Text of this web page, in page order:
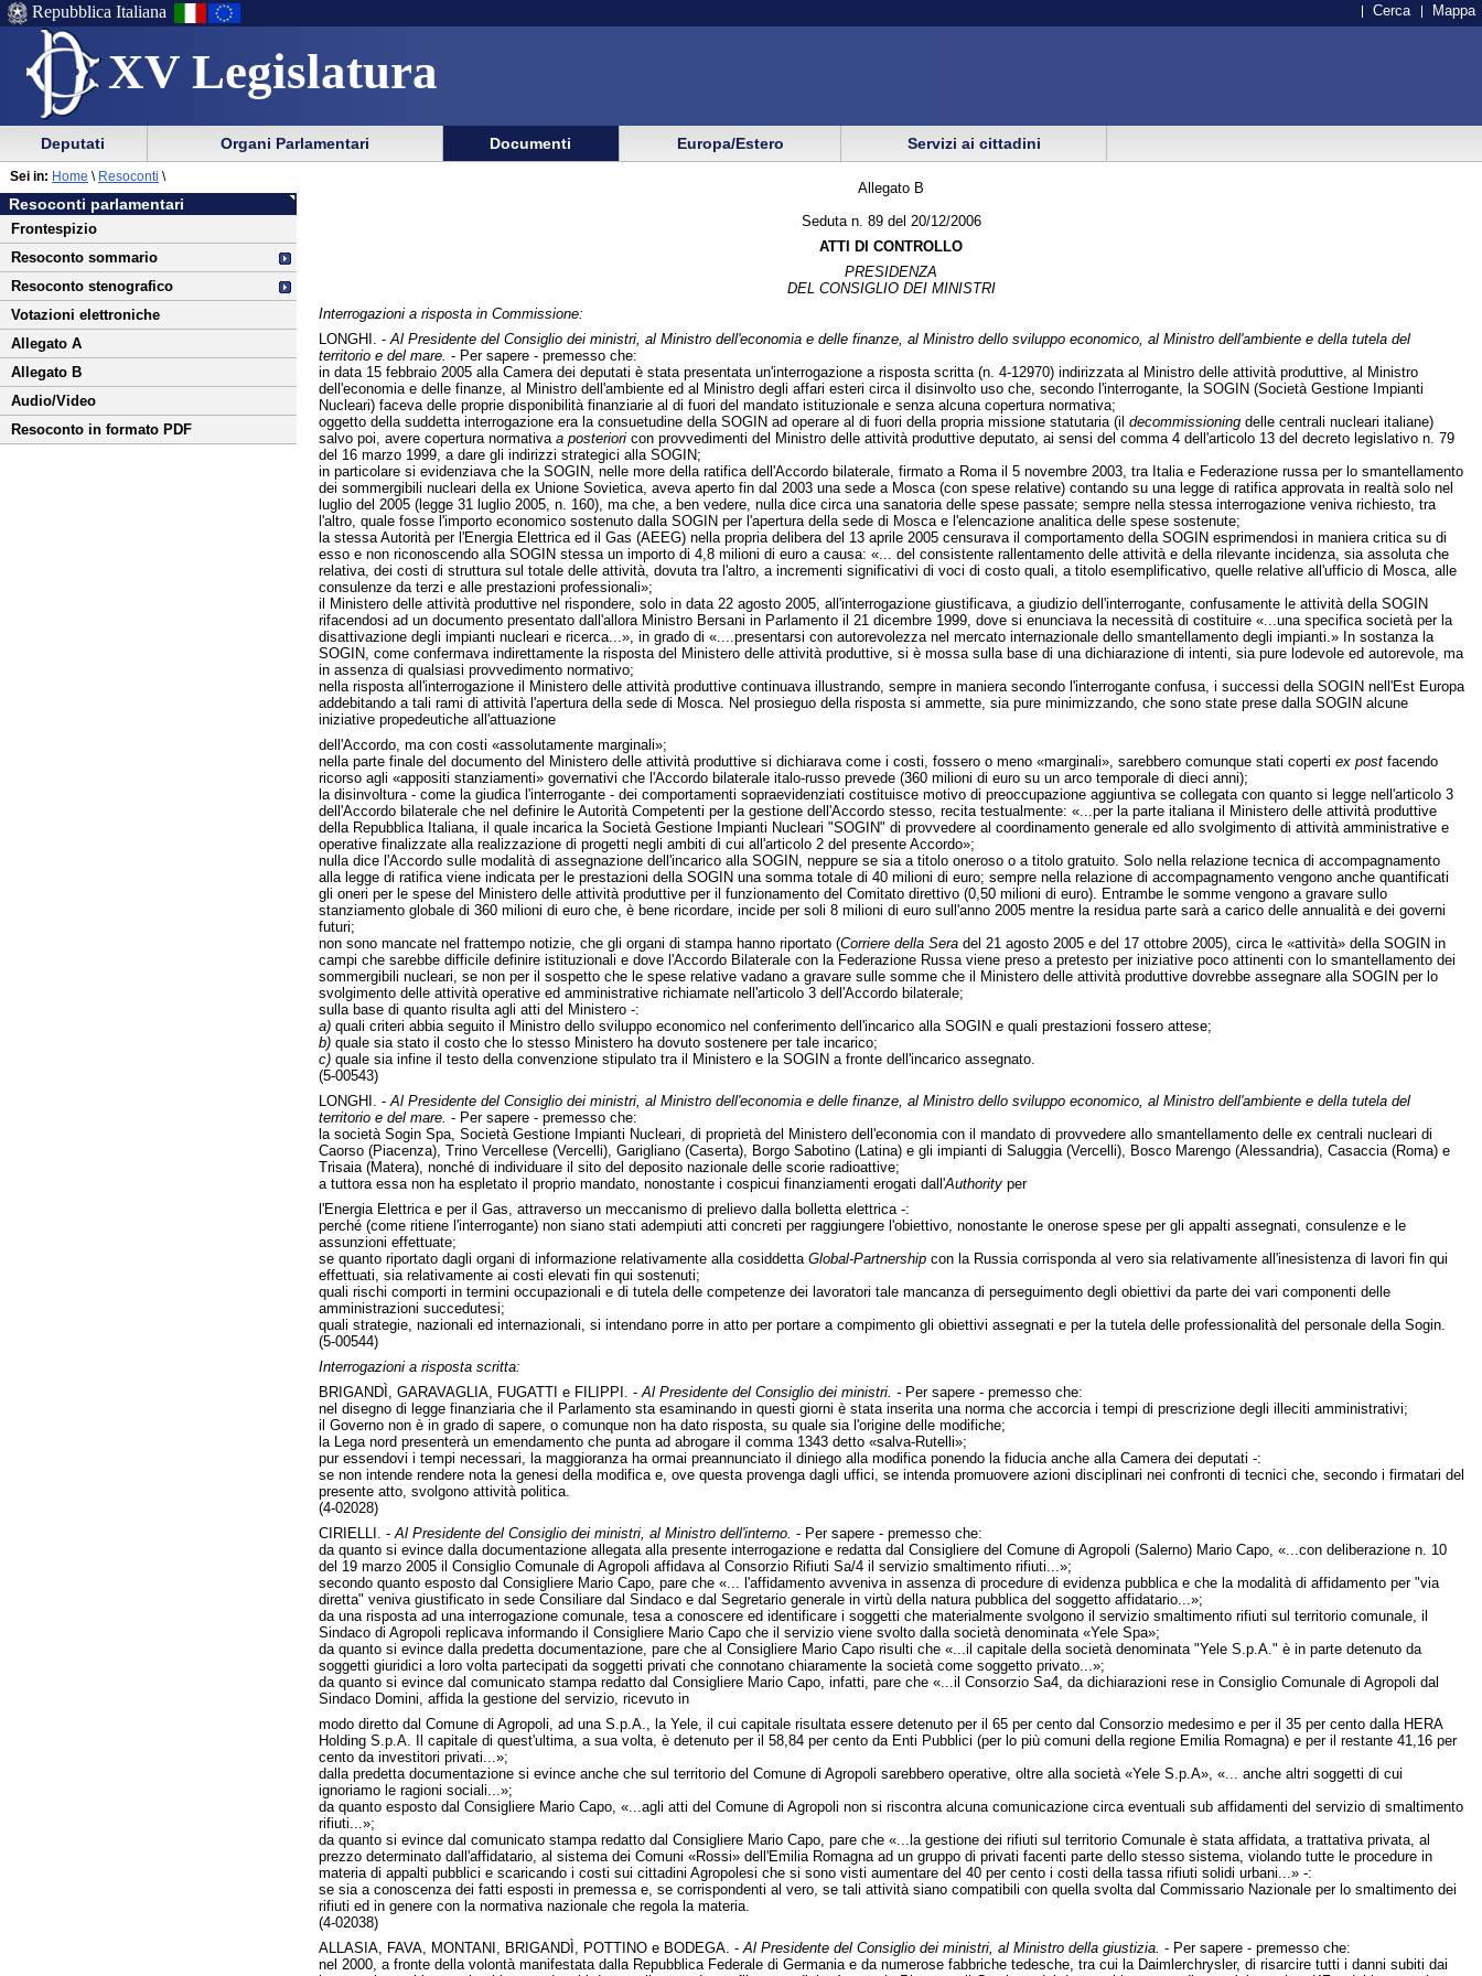
XV Legislatura
Menu
di
ausilio
alla
navigazione
Menu
di
navigazione
principale
Repubblica Italiana Cerca Mappa
Menu
di
navigazione
principale
menu
di
sezione
Deputati Organi Parlamentari Documenti Europa/Estero Servizi ai cittadini
Vai
al
contenuto
Resoconti parlamentari
Frontespizio
Resoconto sommario
Resoconto stenografico
Votazioni elettroniche
Allegato A
Allegato B
Audio/Video
Resoconto in formato PDF
Sei in: Home \ Resoconti \
Allegato B
Seduta n. 89 del 20/12/2006
ATTI DI CONTROLLO
PRESIDENZA
DEL CONSIGLIO DEI MINISTRI
Interrogazioni a risposta in Commissione:
LONGHI. - Al Presidente del Consiglio dei ministri, al Ministro dell'economia e delle finanze, al Ministro dello sviluppo economico, al Ministro dell'ambiente e della tutela del
territorio e del mare. - Per sapere - premesso che:
in data 15 febbraio 2005 alla Camera dei deputati è stata presentata un'interrogazione a risposta scritta (n. 4-12970) indirizzata al Ministro delle attività produttive, al Ministro
dell'economia e delle finanze, al Ministro dell'ambiente ed al Ministro degli affari esteri circa il disinvolto uso che, secondo l'interrogante, la SOGIN (Società Gestione Impianti
Nucleari) faceva delle proprie disponibilità finanziarie al di fuori del mandato istituzionale e senza alcuna copertura normativa;
oggetto della suddetta interrogazione era la consuetudine della SOGIN ad operare al di fuori della propria missione statutaria (il decommissioningdelle centrali nucleari italiane)
salvo poi, avere copertura normativa a posterioricon provvedimenti del Ministro delle attività produttive deputato, ai sensi del comma 4 dell'articolo 13 del decreto legislativo n. 79
del 16 marzo 1999, a dare gli indirizzi strategici alla SOGIN;
in particolare si evidenziava che la SOGIN, nelle more della ratifica dell'Accordo bilaterale, firmato a Roma il 5 novembre 2003, tra Italia e Federazione russa per lo smantellamento
dei sommergibili nucleari della ex Unione Sovietica, aveva aperto fin dal 2003 una sede a Mosca (con spese relative) contando su una legge di ratifica approvata in realtà solo nel
luglio del 2005 (legge 31 luglio 2005, n. 160), ma che, a ben vedere, nulla dice circa una sanatoria delle spese passate; sempre nella stessa interrogazione veniva richiesto, tra
l'altro, quale fosse l'importo economico sostenuto dalla SOGIN per l'apertura della sede di Mosca e l'elencazione analitica delle spese sostenute;
la stessa Autorità per l'Energia Elettrica ed il Gas (AEEG) nella propria delibera del 13 aprile 2005 censurava il comportamento della SOGIN esprimendosi in maniera critica su di
esso e non riconoscendo alla SOGIN stessa un importo di 4,8 milioni di euro a causa: «... del consistente rallentamento delle attività e della rilevante incidenza, sia assoluta che
relativa, dei costi di struttura sul totale delle attività, dovuta tra l'altro, a incrementi significativi di voci di costo quali, a titolo esemplificativo, quelle relative all'ufficio di Mosca, alle
consulenze da terzi e alle prestazioni professionali»;
il Ministero delle attività produttive nel rispondere, solo in data 22 agosto 2005, all'interrogazione giustificava, a giudizio dell'interrogante, confusamente le attività della SOGIN
rifacendosi ad un documento presentato dall'allora Ministro Bersani in Parlamento il 21 dicembre 1999, dove si enunciava la necessità di costituire «...una specifica società per la
disattivazione degli impianti nucleari e ricerca...», in grado di «....presentarsi con autorevolezza nel mercato internazionale dello smantellamento degli impianti.» In sostanza la
SOGIN, come confermava indirettamente la risposta del Ministero delle attività produttive, si è mossa sulla base di una dichiarazione di intenti, sia pure lodevole ed autorevole, ma
in assenza di qualsiasi provvedimento normativo;
nella risposta all'interrogazione il Ministero delle attività produttive continuava illustrando, sempre in maniera secondo l'interrogante confusa, i successi della SOGIN nell'Est Europa
addebitando a tali rami di attività l'apertura della sede di Mosca. Nel prosieguo della risposta si ammette, sia pure minimizzando, che sono state prese dalla SOGIN alcune
iniziative propedeutiche all'attuazione
dell'Accordo, ma con costi «assolutamente marginali»;
nella parte finale del documento del Ministero delle attività produttive si dichiarava come i costi, fossero o meno «marginali», sarebbero comunque stati coperti ex postfacendo
ricorso agli «appositi stanziamenti» governativi che l'Accordo bilaterale italo-russo prevede (360 milioni di euro su un arco temporale di dieci anni);
la disinvoltura - come la giudica l'interrogante - dei comportamenti sopraevidenziati costituisce motivo di preoccupazione aggiuntiva se collegata con quanto si legge nell'articolo 3
dell'Accordo bilaterale che nel definire le Autorità Competenti per la gestione dell'Accordo stesso, recita testualmente: «...per la parte italiana il Ministero delle attività produttive
della Repubblica Italiana, il quale incarica la Società Gestione Impianti Nucleari "SOGIN" di provvedere al coordinamento generale ed allo svolgimento di attività amministrative e
operative finalizzate alla realizzazione di progetti negli ambiti di cui all'articolo 2 del presente Accordo»;
nulla dice l'Accordo sulle modalità di assegnazione dell'incarico alla SOGIN, neppure se sia a titolo oneroso o a titolo gratuito. Solo nella relazione tecnica di accompagnamento
alla legge di ratifica viene indicata per le prestazioni della SOGIN una somma totale di 40 milioni di euro; sempre nella relazione di accompagnamento vengono anche quantificati
gli oneri per le spese del Ministero delle attività produttive per il funzionamento del Comitato direttivo (0,50 milioni di euro). Entrambe le somme vengono a gravare sullo
stanziamento globale di 360 milioni di euro che, è bene ricordare, incide per soli 8 milioni di euro sull'anno 2005 mentre la residua parte sarà a carico delle annualità e dei governi
futuri;
non sono mancate nel frattempo notizie, che gli organi di stampa hanno riportato (Corriere della Seradel 21 agosto 2005 e del 17 ottobre 2005), circa le «attività» della SOGIN in
campi che sarebbe difficile definire istituzionali e dove l'Accordo Bilaterale con la Federazione Russa viene preso a pretesto per iniziative poco attinenti con lo smantellamento dei
sommergibili nucleari, se non per il sospetto che le spese relative vadano a gravare sulle somme che il Ministero delle attività produttive dovrebbe assegnare alla SOGIN per lo
svolgimento delle attività operative ed amministrative richiamate nell'articolo 3 dell'Accordo bilaterale;
sulla base di quanto risulta agli atti del Ministero -:
a)quali criteri abbia seguito il Ministro dello sviluppo economico nel conferimento dell'incarico alla SOGIN e quali prestazioni fossero attese;
b)quale sia stato il costo che lo stesso Ministero ha dovuto sostenere per tale incarico;
c)quale sia infine il testo della convenzione stipulato tra il Ministero e la SOGIN a fronte dell'incarico assegnato.
(5-00543)
LONGHI. - Al Presidente del Consiglio dei ministri, al Ministro dell'economia e delle finanze, al Ministro dello sviluppo economico, al Ministro dell'ambiente e della tutela del
territorio e del mare. - Per sapere - premesso che:
la società Sogin Spa, Società Gestione Impianti Nucleari, di proprietà del Ministero dell'economia con il mandato di provvedere allo smantellamento delle ex centrali nucleari di
Caorso (Piacenza), Trino Vercellese (Vercelli), Garigliano (Caserta), Borgo Sabotino (Latina) e gli impianti di Saluggia (Vercelli), Bosco Marengo (Alessandria), Casaccia (Roma) e
Trisaia (Matera), nonché di individuare il sito del deposito nazionale delle scorie radioattive;
a tuttora essa non ha espletato il proprio mandato, nonostante i cospicui finanziamenti erogati dall'Authorityper
l'Energia Elettrica e per il Gas, attraverso un meccanismo di prelievo dalla bolletta elettrica -:
perché (come ritiene l'interrogante) non siano stati adempiuti atti concreti per raggiungere l'obiettivo, nonostante le onerose spese per gli appalti assegnati, consulenze e le
assunzioni effettuate;
se quanto riportato dagli organi di informazione relativamente alla cosiddetta Global-Partnershipcon la Russia corrisponda al vero sia relativamente all'inesistenza di lavori fin qui
effettuati, sia relativamente ai costi elevati fin qui sostenuti;
quali rischi comporti in termini occupazionali e di tutela delle competenze dei lavoratori tale mancanza di perseguimento degli obiettivi da parte dei vari componenti delle
amministrazioni succedutesi;
quali strategie, nazionali ed internazionali, si intendano porre in atto per portare a compimento gli obiettivi assegnati e per la tutela delle professionalità del personale della Sogin.
(5-00544)
Interrogazioni a risposta scritta:
BRIGANDÌ, GARAVAGLIA, FUGATTI e FILIPPI. - Al Presidente del Consiglio dei ministri. -Per sapere - premesso che:
nel disegno di legge finanziaria che il Parlamento sta esaminando in questi giorni è stata inserita una norma che accorcia i tempi di prescrizione degli illeciti amministrativi;
il Governo non è in grado di sapere, o comunque non ha dato risposta, su quale sia l'origine delle modifiche;
la Lega nord presenterà un emendamento che punta ad abrogare il comma 1343 detto «salva-Rutelli»;
pur essendovi i tempi necessari, la maggioranza ha ormai preannunciato il diniego alla modifica ponendo la fiducia anche alla Camera dei deputati -:
se non intende rendere nota la genesi della modifica e, ove questa provenga dagli uffici, se intenda promuovere azioni disciplinari nei confronti di tecnici che, secondo i firmatari del
presente atto, svolgono attività politica.
(4-02028)
CIRIELLI. - Al Presidente del Consiglio dei ministri, al Ministro dell'interno. - Per sapere - premesso che:
da quanto si evince dalla documentazione allegata alla presente interrogazione e redatta dal Consigliere del Comune di Agropoli (Salerno) Mario Capo, «...con deliberazione n. 10
del 19 marzo 2005 il Consiglio Comunale di Agropoli affidava al Consorzio Rifiuti Sa/4 il servizio smaltimento rifiuti...»;
secondo quanto esposto dal Consigliere Mario Capo, pare che «... l'affidamento avveniva in assenza di procedure di evidenza pubblica e che la modalità di affidamento per "via
diretta" veniva giustificato in sede Consiliare dal Sindaco e dal Segretario generale in virtù della natura pubblica del soggetto affidatario...»;
da una risposta ad una interrogazione comunale, tesa a conoscere ed identificare i soggetti che materialmente svolgono il servizio smaltimento rifiuti sul territorio comunale, il
Sindaco di Agropoli replicava informando il Consigliere Mario Capo che il servizio viene svolto dalla società denominata «Yele Spa»;
da quanto si evince dalla predetta documentazione, pare che al Consigliere Mario Capo risulti che «...il capitale della società denominata "Yele S.p.A." è in parte detenuto da
soggetti giuridici a loro volta partecipati da soggetti privati che connotano chiaramente la società come soggetto privato...»;
da quanto si evince dal comunicato stampa redatto dal Consigliere Mario Capo, infatti, pare che «...il Consorzio Sa4, da dichiarazioni rese in Consiglio Comunale di Agropoli dal
Sindaco Domini, affida la gestione del servizio, ricevuto in
modo diretto dal Comune di Agropoli, ad una S.p.A., la Yele, il cui capitale risultata essere detenuto per il 65 per cento dal Consorzio medesimo e per il 35 per cento dalla HERA
Holding S.p.A. Il capitale di quest'ultima, a sua volta, è detenuto per il 58,84 per cento da Enti Pubblici (per lo più comuni della regione Emilia Romagna) e per il restante 41,16 per
cento da investitori privati...»;
dalla predetta documentazione si evince anche che sul territorio del Comune di Agropoli sarebbero operative, oltre alla società «Yele S.p.A», «... anche altri soggetti di cui
ignoriamo le ragioni sociali...»;
da quanto esposto dal Consigliere Mario Capo, «...agli atti del Comune di Agropoli non si riscontra alcuna comunicazione circa eventuali sub affidamenti del servizio di smaltimento
rifiuti...»;
da quanto si evince dal comunicato stampa redatto dal Consigliere Mario Capo, pare che «...la gestione dei rifiuti sul territorio Comunale è stata affidata, a trattativa privata, al
prezzo determinato dall'affidatario, al sistema dei Comuni «Rossi» dell'Emilia Romagna ad un gruppo di privati facenti parte dello stesso sistema, violando tutte le procedure in
materia di appalti pubblici e scaricando i costi sui cittadini Agropolesi che si sono visti aumentare del 40 per cento i costi della tassa rifiuti solidi urbani...» -:
se sia a conoscenza dei fatti esposti in premessa e, se corrispondenti al vero, se tali attività siano compatibili con quella svolta dal Commissario Nazionale per lo smaltimento dei
rifiuti ed in genere con la normativa nazionale che regola la materia.
(4-02038)
ALLASIA, FAVA, MONTANI, BRIGANDÌ, POTTINO e BODEGA. - Al Presidente del Consiglio dei ministri, al Ministro della giustizia. - Per sapere - premesso che:
nel 2000, a fronte della volontà manifestata dalla Repubblica Federale di Germania e da numerose fabbriche tedesche, tra cui la Daimlerchrysler, di risarcire tutti i danni subiti dai